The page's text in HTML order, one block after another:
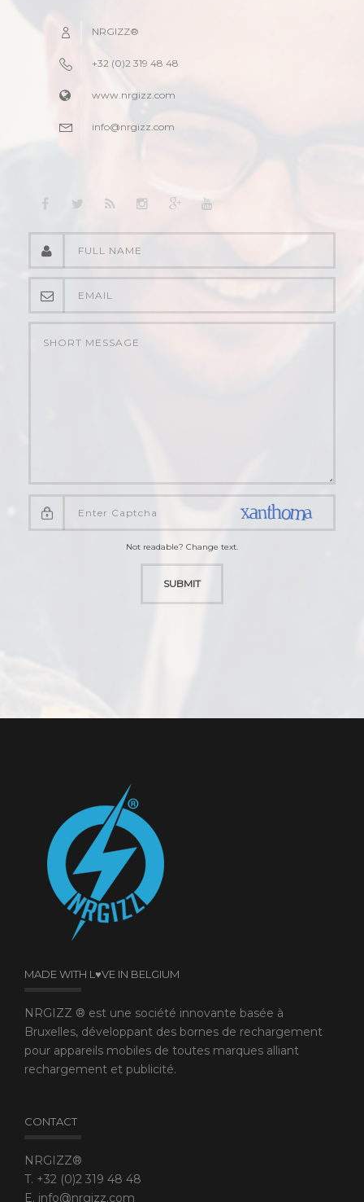
NRGIZZ®
+32 (0)2 319 48 48
www.nrgizz.com
info@nrgizz.com
Not readable? Change text.
SUBMIT
MADE WITH L♥VE IN BELGIUM
NRGIZZ ® est une société innovante basée à
Bruxelles, développant des bornes de rechargement
pour appareils mobiles de toutes marques alliant
rechargement et publicité.
CONTACT
NRGIZZ®
T. +32 (0)2 319 48 48
E. info@nrgizz.com